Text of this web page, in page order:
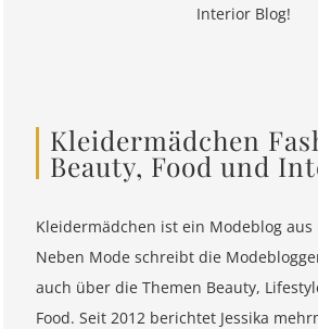
Interior Blog!
Kleidermädchen
Beauty, Food und
Kleidermädchen ist ein Modeblog aus
Neben Mode schreibt die
auch über die Themen Beauty,
Food. Seit 2012 berichtet Jessika